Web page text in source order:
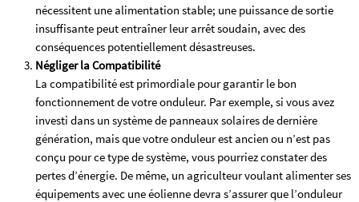
nécessitent une alimentation stable; une puissance de sortie
insuffisante peut entraîner leur arrêt soudain, avec des
conséquences potentiellement désastreuses.
Négliger la Compatibilité
La compatibilité est primordiale pour garantir le bon
fonctionnement de votre onduleur. Par exemple, si vous avez
investi dans un système de panneaux solaires de dernière
génération, mais que votre onduleur est ancien ou n’est pas
conçu pour ce type de système, vous pourriez constater des
pertes d’énergie. De même, un agriculteur voulant alimenter ses
équipements avec une éolienne devra s’assurer que l’onduleur